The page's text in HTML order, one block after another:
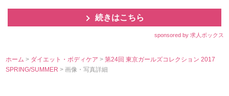
続きはこちら
sponsored by 求人ボックス
ホーム > ダイエット・ボディケア>第24回 東京ガールズコレクション 2017
SPRING/SUMMER> 画像・写真詳細